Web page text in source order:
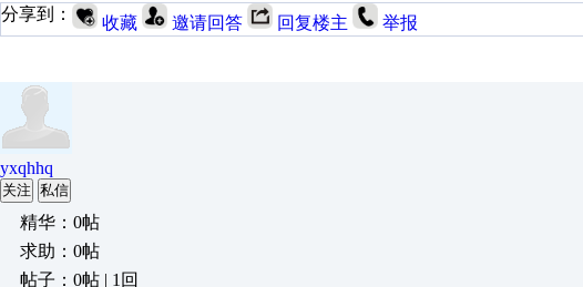
分享到：
收藏 邀请回答 回复楼主 举报
yxqhhq
关注 私信
精华：0帖
求助：0帖
帖子：0帖 | 1回